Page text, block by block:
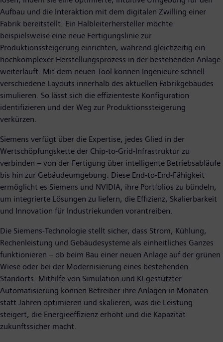
Aufbau und die Interaktion mit dem digitalen Zwilling einer
Fabrik bereitstellt. Ein Halbleiterhersteller möchte
beispielsweise eine neue Fertigungslinie zur
Produktionssteigerung einrichten, während gleichzeitig ein
hochkomplexer Herstellungsprozess in der bestehenden Anlage
weiterläuft. Mit dem neuen Tool können Ingenieure schnell
verschiedene Layouts innerhalb des aktuellen Fabrikgebäudes
simulieren. So lässt sich die effizienteste Konfiguration
identifizieren und der Weg zur Produktionssteigerung
verkürzen.
Siemens verfügt über die Expertise, jedes Glied in der
Wertschöpfungskette der Chip-to-Grid-Infrastruktur zu
verbinden – von der Fertigung über intelligente Betriebsabläufe
bis hin zur Gebäudeumgebung. Diese End-to-End-Fähigkeit
ermöglicht es Siemens und NVIDIA, ihre Portfolios zu bündeln,
um integrierte Lösungen zu liefern, die Effizienz, Skalierbarkeit
und Innovation für Industriekunden vorantreiben.
Die Siemens-Technologie stellt sicher, dass Strom, Kühlung,
Rechenleistung und Gebäudesysteme als einheitliches Ganzes
funktionieren – ob beim Bau einer neuen Anlage auf der grünen
Wiese oder bei der Modernisierung eines bestehenden
Standorts. Mithilfe von Simulation und KI-gestützter
Automatisierung können Betreiber ihre Anlagen in Monaten
statt Jahren optimieren und skalieren, was die Leistung
steigert, die Energieeffizienz erhöht und die Kapazität
zukunftssicher macht.